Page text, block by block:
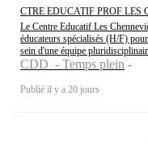
CTRE EDUCATIF PROF LES
Le Centre Educatif Les
éducateurs spécialisés (H/F)
sein d'une équipe
CDD - Temps plein
Publié il y a 20 jours